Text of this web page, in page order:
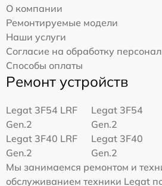
О компании
Ремонтируемые модели
Наши услуги
Согласие на обработку
Способы оплаты
Ремонт устройств
Legat 3F54 LRF
Gen.2
Legat 3F54
Gen.2
Legat 3F40 LRF
Gen.2
Legat 3F40
Gen.2
Мы занимаемся ремонтом и
обслуживанием техники Legat